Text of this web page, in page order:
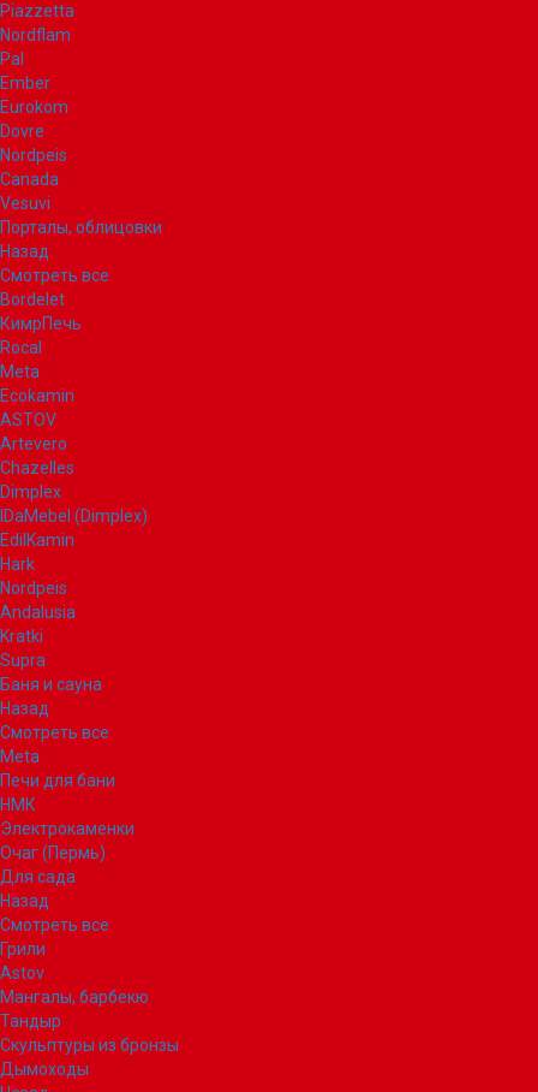
Piazzetta
Nordflam
Pal
Ember
Eurokom
Dovre
Nordpeis
Canada
Vesuvi
Порталы, облицовки
Назад
Смотреть все
Bordelet
КимрПечь
Rocal
Meta
Ecokamin
ASTOV
Artevero
Chazelles
Dimplex
IDaMebel (Dimplex)
EdilKamin
Hark
Nordpeis
Andalusia
Kratki
Supra
Баня и сауна
Назад
Смотреть все
Meta
Печи для бани
НМК
Электрокаменки
Очаг (Пермь)
Для сада
Назад
Смотреть все
Грили
Astov
Мангалы, барбекю
Тандыр
Скульптуры из бронзы
Дымоходы